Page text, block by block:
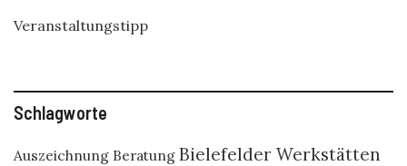
Veranstaltungstipp
Schlagworte
Auszeichnung Beratung Bielefelder Werkstätten